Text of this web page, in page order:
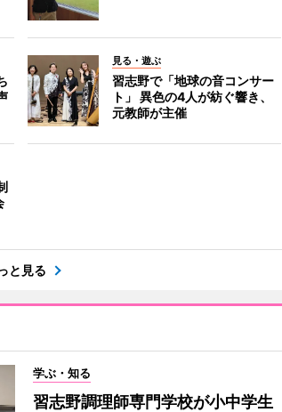
見る・遊ぶ
習志野で「地球の音コンサー
ト」 異色の4人が紡ぐ響き、
元教師が主催
と見る
学ぶ・知る
習志野調理師専門学校が小中学生